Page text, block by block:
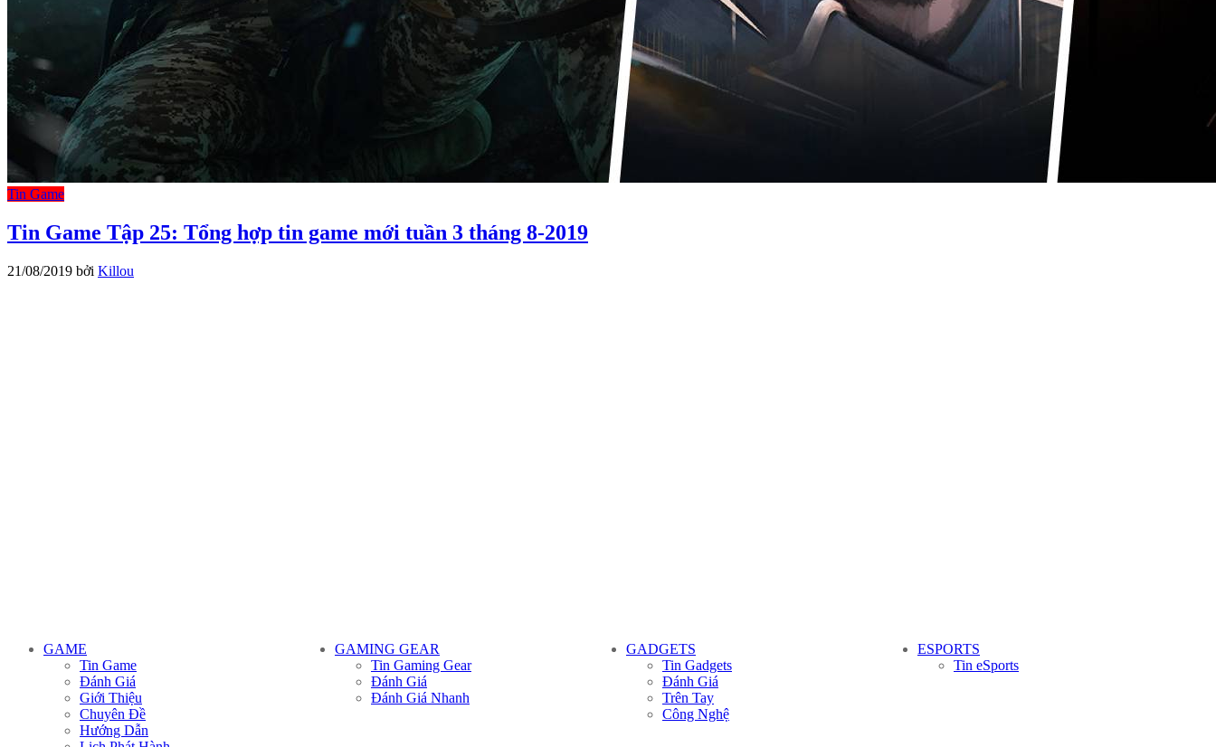
Tin Game
Tin Game Tập 25: Tổng hợp tin game mới tuần 3 tháng 8-2019
21/08/2019 bởi Killou
GAME
Tin Game
Đánh Giá
Giới Thiệu
Chuyên Đề
Hướng Dẫn
GAMING GEAR
Tin Gaming Gear
Đánh Giá
Đánh Giá Nhanh
GADGETS
Tin Gadgets
Đánh Giá
Trên Tay
Công Nghệ
ESPORTS
Tin eSports